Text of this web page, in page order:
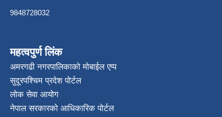
9848728032
महत्वपुर्ण लिंक
अमरगढी नगरपालिकाको मोबाईल एप्प
सुदूरपश्चिम प्रदेश पोर्टल
लोक सेवा आयोग
नेपाल सरकारको आधिकारिक पोर्टल